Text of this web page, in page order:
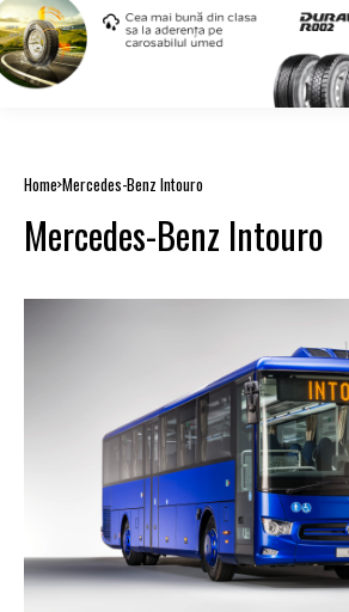
Home Mercedes-Benz Intouro
Mercedes-Benz Intouro